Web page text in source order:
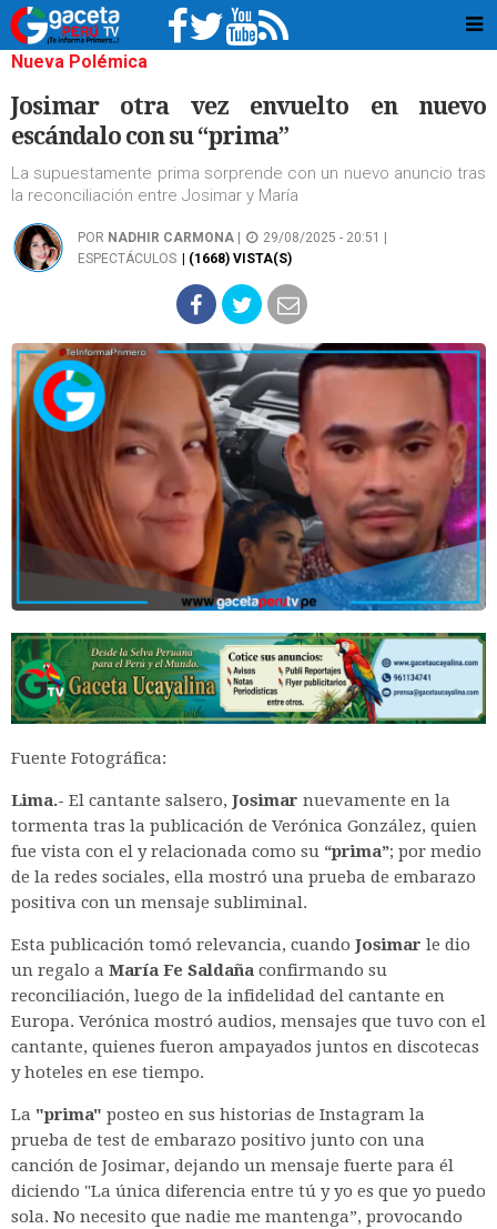
Nueva Polémica
Josimar otra vez envuelto en nuevo
escándalo con su “prima”
La supuestamente prima sorprende con un nuevo anuncio tras
la reconciliación entre Josimar y María
POR NADHIR CARMONA
29/08/2025 - 20:51 |
ESPECTÁCULOS
| (1668) VISTA(S)
Fuente Fotográfica:
Lima.- El cantante salsero, Josimar nuevamente en la
tormenta tras la publicación de Verónica González, quien
fue vista con el y relacionada como su “prima”; por medio
de la redes sociales, ella mostró una prueba de embarazo
positiva con un mensaje subliminal.
Esta publicación tomó relevancia, cuando Josimar le dio
un regalo a María Fe Saldaña confirmando su
reconciliación, luego de la infidelidad del cantante en
Europa. Verónica mostró audios, mensajes que tuvo con el
cantante, quienes fueron ampayados juntos en discotecas
y hoteles en ese tiempo.
La "prima" posteo en sus historias de Instagram la
prueba de test de embarazo positivo junto con una
canción de Josimar, dejando un mensaje fuerte para él
diciendo "La única diferencia entre tú y yo es que yo puedo
sola. No necesito que nadie me mantenga”, provocando